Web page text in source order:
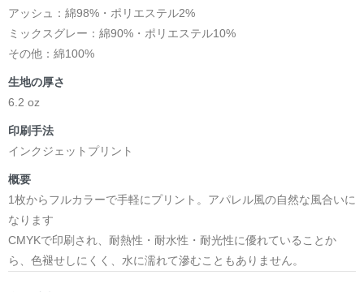
アッシュ：綿98%・ポリエステル2%
ミックスグレー：綿90%・ポリエステル10%
その他：綿100%
生地の厚さ
6.2 oz
印刷手法
インクジェットプリント
概要
1枚からフルカラーで手軽にプリント。アパレル風の自然な風合いに
なります
CMYKで印刷され、耐熱性・耐水性・耐光性に優れていることか
ら、色褪せしにくく、水に濡れて滲むこともありません。